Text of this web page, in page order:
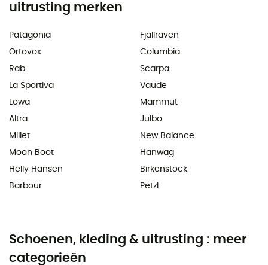
uitrusting merken
Patagonia
Ortovox
Rab
La Sportiva
Lowa
Altra
Millet
Moon Boot
Helly Hansen
Barbour
Fjällräven
Columbia
Scarpa
Vaude
Mammut
Julbo
New Balance
Hanwag
Birkenstock
Petzl
Schoenen, kleding & uitrusting : meer
categorieën